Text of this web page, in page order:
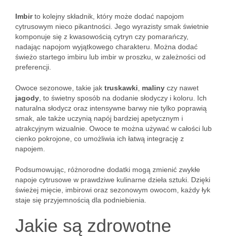
Imbirto kolejny składnik, który może dodać napojom
cytrusowym nieco pikantności. Jego wyrazisty smak świetnie
komponuje się z kwasowością cytryn czy pomarańczy,
nadając napojom wyjątkowego charakteru. Można dodać
świeżo startego imbiru lub imbir w proszku, w zależności od
preferencji.
Owoce sezonowe, takie jak truskawki maliny czy nawet
jagody , to świetny sposób na dodanie słodyczy i koloru. Ich
naturalna słodycz oraz intensywne barwy nie tylko poprawią
smak, ale także uczynią napój bardziej apetycznym i
atrakcyjnym wizualnie. Owoce te można używać w całości lub
cienko pokrojone, co umożliwia ich łatwą integrację z
napojem.
Podsumowując, różnorodne dodatki mogą zmienić zwykłe
napoje cytrusowe w prawdziwe kulinarne dzieła sztuki. Dzięki
świeżej mięcie, imbirowi oraz sezonowym owocom, każdy łyk
staje się przyjemnością dla podniebienia.
Jakie są zdrowotne